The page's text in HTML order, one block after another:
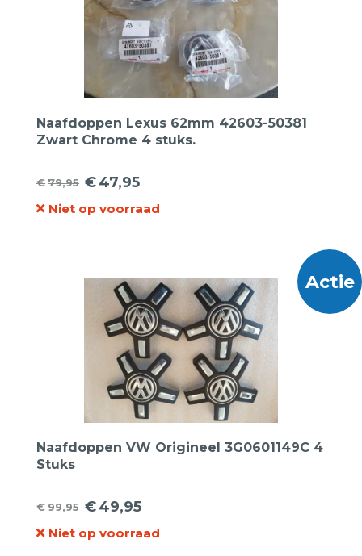
Naafdoppen Lexus 62mm 42603-50381
Zwart Chrome 4 stuks.
€79,95
Oorspronkelijke
prijs
€47,95
Huidige
prijs
Niet op voorraad
Actie
Naafdoppen VW Origineel 3G0601149C 4
Stuks
€99,95
Oorspronkelijke
prijs
€49,95
Huidige
prijs
Niet op voorraad